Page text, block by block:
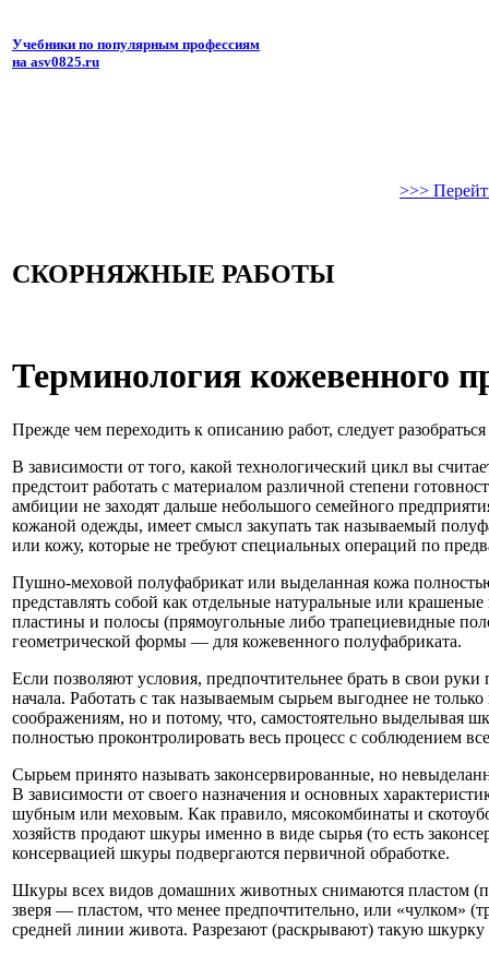
Учебники по популярным профессиям
на asv0825.ru
>>>
СКОРНЯЖНЫЕ РАБОТЫ
Терминология кожевенного
Прежде чем переходить к описанию работ, следует
В зависимости от того, какой технологический цикл вы
предстоит работать с материалом различной степени
амбиции не заходят дальше небольшого семейного
кожаной одежды, имеет смысл закупать так называемый
или кожу, которые не требуют специальных операций по
Пушно-меховой полуфабрикат или выделанная кожа
представлять собой как отдельные натуральные или
пластины и полосы (прямоугольные либо трапециевидные
геометрической формы — для кожевенного полуфабриката.
Если позволяют условия, предпочтительнее брать в свои руки
начала. Работать с так называемым сырьем выгоднее не
соображениям, но и потому, что, самостоятельно выделывая
полностью проконтролировать весь процесс с соблюдением
Сырьем принято называть законсервированные, но
В зависимости от своего назначения и основных
шубным или меховым. Как правило, мясокомбинаты и
хозяйств продают шкуры именно в виде сырья (то есть
консервацией шкуры подвергаются первичной обработке.
Шкуры всех видов домашних животных снимаются пластом
зверя — пластом, что менее предпочтительно, или «чулком»
средней линии живота. Разрезают (раскрывают) такую шкурку